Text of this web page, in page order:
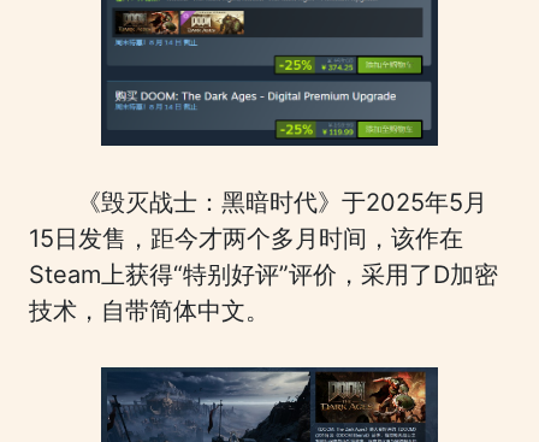
《毁灭战士：黑暗时代》于2025年5月
15日发售，距今才两个多月时间，该作在
Steam上获得“特别好评”评价，采用了D加密
技术，自带简体中文。